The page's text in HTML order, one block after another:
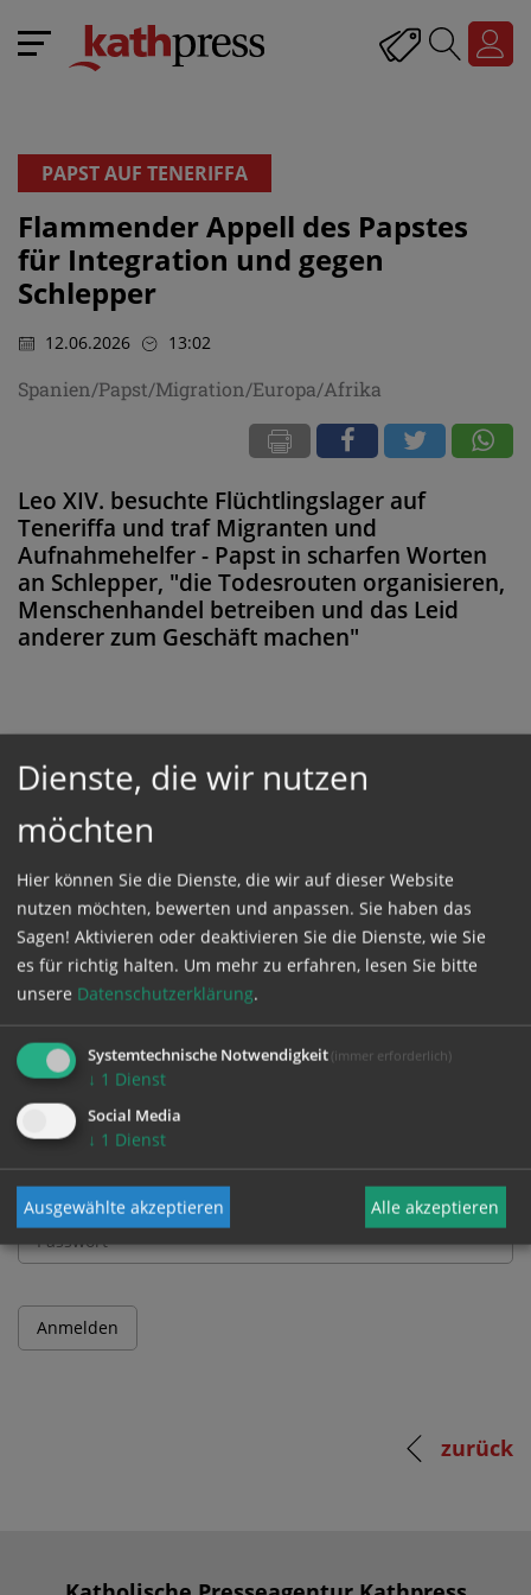
PAPST AUF TENERIFFA
Flammender Appell des Papstes
für Integration und gegen
Schlepper
12.06.2026 13:02
Spanien/Papst/Migration/Europa/Afrika
Leo XIV. besuchte Flüchtlingslager auf
Teneriffa und traf Migranten und
Aufnahmehelfer - Papst in scharfen Worten
an Schlepper, "die Todesrouten organisieren,
Menschenhandel betreiben und das Leid
anderer zum Geschäft machen"
Diese Meldung ist nicht frei verfügbar. Bitte
loggen Sie sich ein, oder bestellen Sie das
ProduktKathpress_online
GESCHÜTZTER BEREICH
Bitte melden Sie sich mit Ihrem Benutzernamen
und Passwort an.
Benutzername
Passwort
zurück
Dienste, die wir nutzen
möchten
Hier können Sie die Dienste, die wir auf dieser Website
nutzen möchten, bewerten und anpassen. Sie haben das
Sagen! Aktivieren oder deaktivieren Sie die Dienste, wie Sie
es für richtig halten. Um mehr zu erfahren, lesen Sie bitte
unsere Datenschutzerklärung.
Systemtechnische Notwendigkeit (immer erforderlich)
↓ 1 Dienst
Social Media
↓ 1 Dienst
Ausgewählte akzeptieren Alle akzeptieren